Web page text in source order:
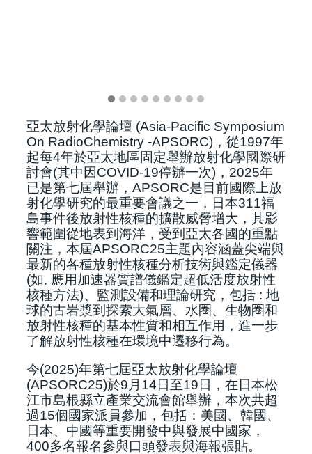
亞太放射化學論壇 (Asia-Pacific Symposium
On RadioChemistry -APSORC)，從1997年
起每4年於亞太地區固定舉辦放射化學國際研
討會(其中因COVID-19停辦一次)，2025年
已是第七屆舉辦 ， APSORC是目前國際上放
射化學研究的最重要會議之一，日本311福
島事件後放射性核種的擴散威脅增大 ，其影
響範圍從地表到海洋 ， 受到亞太各國的重點
關注 ，本屆APSORC25主題內容涵蓋尖端與
最新的各種放射性核種分析技術與鑑定儀器
(如, 應用加速器質譜儀鑑定超低活度放射性
核種方法)、監測設備和理論研究，包括 : 地
球的古岩漿到探索大氣層、水圈、生物圈和
放射性核種的基本性質和相互作用，進一步
了解放射性核種在環境中遷移行為。
今(2025)年第七屆亞太放射化學論壇
(APSORC25)於9月14日至19日 ， 在日本松
江市島根縣立產業交流會館舉辦，本次共超
過15個國家派員參加，包括：美國、韓國、
日本、中國等重要開發中與發展中國家，
400多名報名參與口頭發表與海報張貼。